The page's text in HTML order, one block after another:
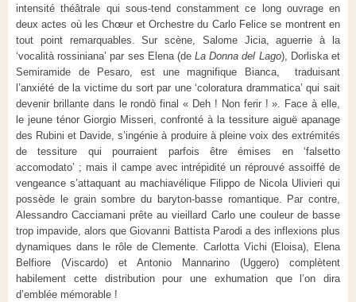
intensité théâtrale qui sous-tend constamment ce long ouvrage en
deux actes où les Chœur et Orchestre du Carlo Felice se montrent en
tout point remarquables. Sur scène, Salome Jicia, aguerrie à la
‘vocalità rossiniana’ par ses Elena (deLa Donna del Lago), Dorliska et
Semiramide de Pesaro, est une magnifique Bianca, traduisant
l’anxiété de la victime du sort par une ‘coloratura drammatica’ qui sait
devenir brillante dans le rondò final « Deh ! Non ferir ! ». Face à elle,
le jeune ténor Giorgio Misseri, confronté à la tessiture aiguë apanage
des Rubini et Davide, s’ingénie à produire à pleine voix des extrémités
de tessiture qui pourraient parfois être émises en ‘falsetto
accomodato’ ; mais il campe avec intrépidité un réprouvé assoiffé de
vengeance s’attaquant au machiavélique Filippo de Nicola Ulivieri qui
possède le grain sombre du baryton-basse romantique. Par contre,
Alessandro Cacciamani prête au vieillard Carlo une couleur de basse
trop impavide, alors que Giovanni Battista Parodi a des inflexions plus
dynamiques dans le rôle de Clemente. Carlotta Vichi (Eloisa), Elena
Belfiore (Viscardo) et Antonio Mannarino (Uggero) complètent
habilement cette distribution pour une exhumation que l’on dira
d’emblée mémorable !